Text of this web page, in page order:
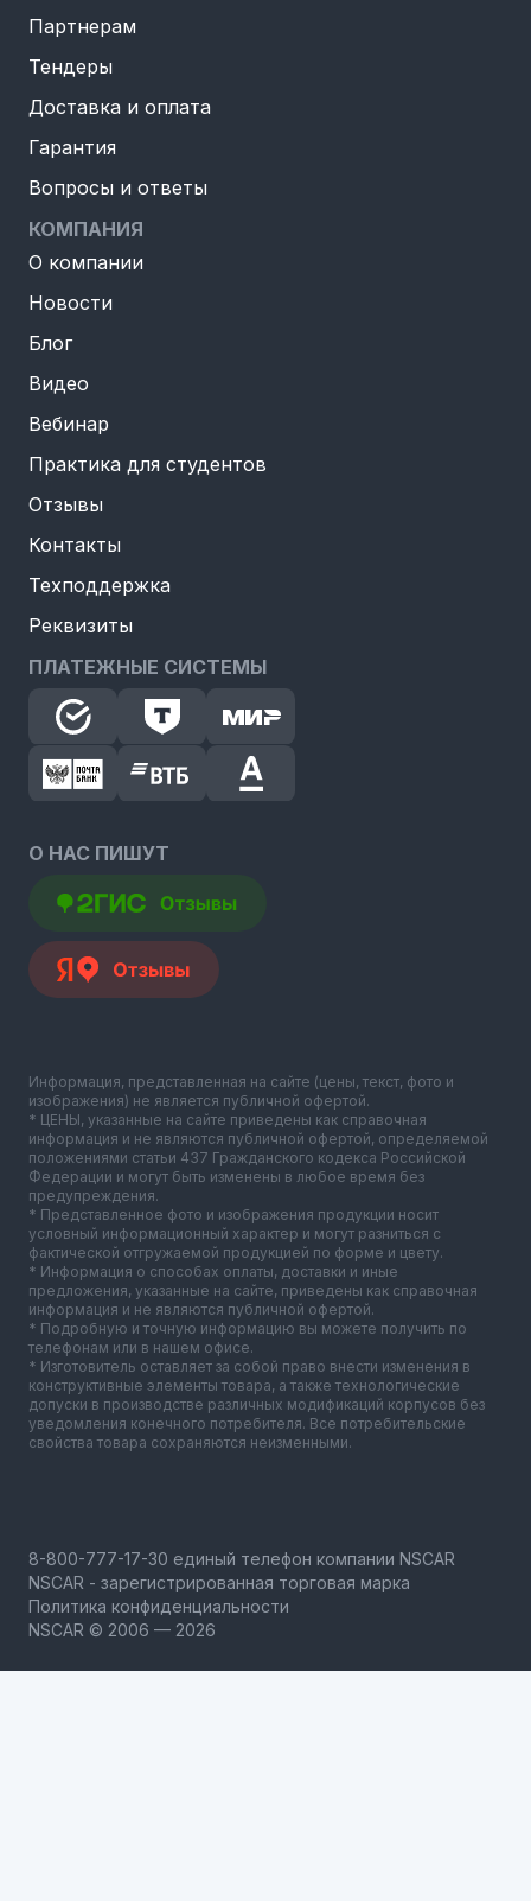
Партнерам
Тендеры
Доставка и оплата
Гарантия
Вопросы и ответы
КОМПАНИЯ
О компании
Новости
Блог
Видео
Вебинар
Практика для студентов
Отзывы
Контакты
Техподдержка
Реквизиты
ПЛАТЕЖНЫЕ СИСТЕМЫ
О НАС ПИШУТ
Информация, представленная на сайте (цены, текст, фото и
изображения) не является публичной офертой.
* ЦЕНЫ, указанные на сайте приведены как справочная
информация и не являются публичной офертой, определяемой
положениями статьи 437 Гражданского кодекса Российской
Федерации и могут быть изменены в любое время без
предупреждения.
* Представленное фото и изображения продукции носит
условный информационный характер и могут разниться с
фактической отгружаемой продукцией по форме и цвету.
* Информация о способах оплаты, доставки и иные
предложения, указанные на сайте, приведены как справочная
информация и не являются публичной офертой.
* Подробную и точную информацию вы можете получить по
телефонам или в нашем офисе.
* Изготовитель оставляет за собой право внести изменения в
конструктивные элементы товара, а также технологические
допуски в производстве различных модификаций корпусов без
уведомления конечного потребителя. Все потребительские
свойства товара сохраняются неизменными.
NSCAR - зарегистрированная торговая марка
Политика конфиденциальности
NSCAR © 2006 — 2026